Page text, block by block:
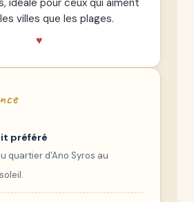
idéale pour ceux qui aiment
villes que les plages.
♥
préféré
quartier d'Ano Syros au